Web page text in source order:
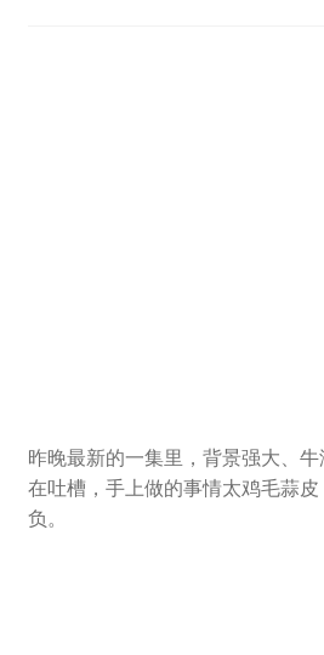
昨晚最新的一集里，背景强大、
在吐槽，手上做的事情太鸡毛蒜
负。